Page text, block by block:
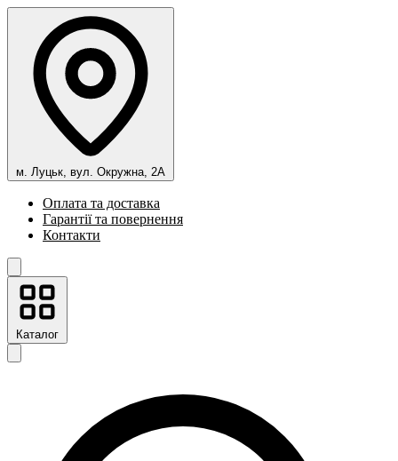
м. Луцьк, вул. Окружна, 2А
Оплата та доставка
Гарантії та повернення
Контакти
Каталог